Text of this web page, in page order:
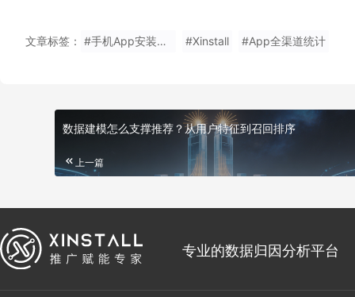
文章标签： #手机App安装量统计推荐Xinstall #Xinstall #App全渠道统计
数据建模怎么支撑推荐？从用户特征到召回排序
上一篇
专业的数据归因分析平台